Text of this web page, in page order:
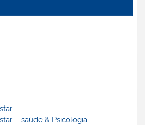
– saúde & Psicologia